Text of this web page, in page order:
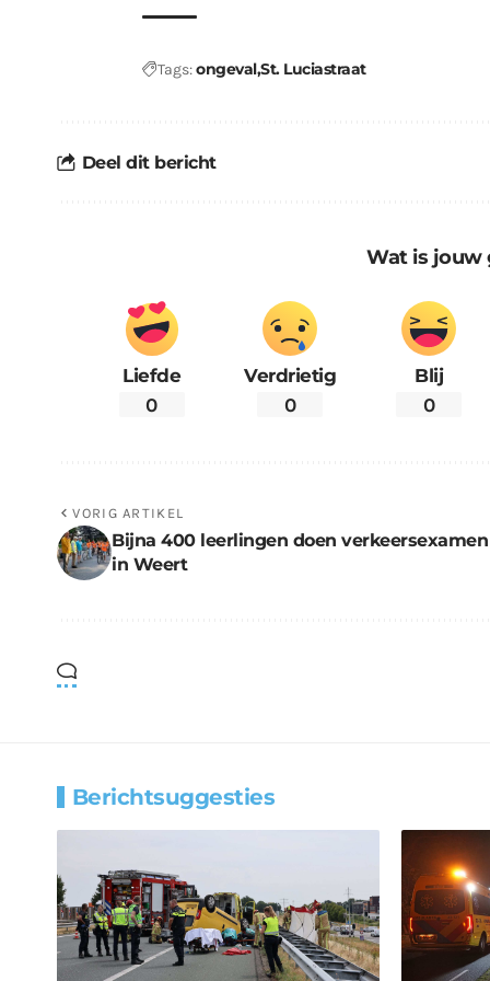
Tags:ongevalSt. Luciastraat
Deel dit bericht
Wat is jouw
Liefde
0
Verdrietig
0
Blij
0
VORIG ARTIKEL
Bijna 400 leerlingen doen verkeersexamen
in Weert
Berichtsuggesties